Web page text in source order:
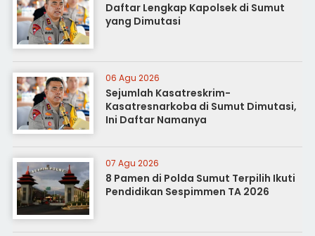
Daftar Lengkap Kapolsek di Sumut
yang Dimutasi
06 Agu 2026
Sejumlah Kasatreskrim-
Kasatresnarkoba di Sumut Dimutasi,
Ini Daftar Namanya
07 Agu 2026
8 Pamen di Polda Sumut Terpilih Ikuti
Pendidikan Sespimmen TA 2026